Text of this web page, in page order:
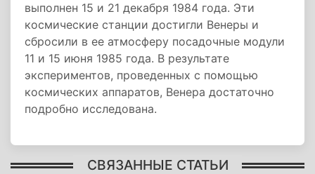
выполнен 15 и 21 декабря 1984 года. Эти
космические станции достигли Венеры и
сбросили в ее атмосферу посадочные модули
11 и 15 июня 1985 года. В результате
экспериментов, проведенных с помощью
космических аппаратов, Венера достаточно
подробно исследована.
СВЯЗАННЫЕ СТАТЬИ